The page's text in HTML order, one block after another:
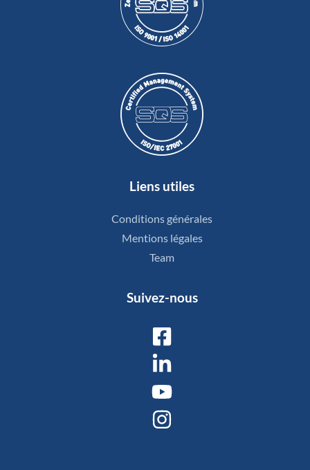
Liens utiles
Conditions générales
Mentions légales
Team
Suivez-nous